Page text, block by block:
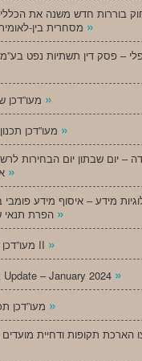
בוררות חדש משנה את
»
– פסק דין תשתיות נפט
»
»
– יום שבתון יום הבחירות
»
מידע – איסוף מידע
»
מעו”דכן ליטיגציה – ינואר 2024 II »
– January 2024 »
»